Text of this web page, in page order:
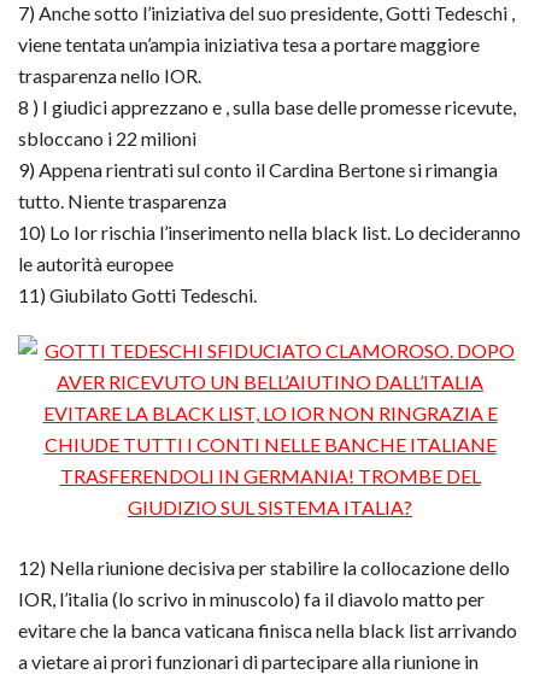
7) Anche sotto l’iniziativa del suo presidente, Gotti Tedeschi ,
viene tentata un’ampia iniziativa tesa a portare maggiore
trasparenza nello IOR.
8 ) I giudici apprezzano e , sulla base delle promesse ricevute,
sbloccano i 22 milioni
9) Appena rientrati sul conto il Cardina Bertone si rimangia
tutto. Niente trasparenza
10) Lo Ior rischia l’inserimento nella black list. Lo decideranno
le autorità europee
11) Giubilato Gotti Tedeschi.
12) Nella riunione decisiva per stabilire la collocazione dello
IOR, l’italia (lo scrivo in minuscolo) fa il diavolo matto per
evitare che la banca vaticana finisca nella black list arrivando
a vietare ai prori funzionari di partecipare alla riunione in